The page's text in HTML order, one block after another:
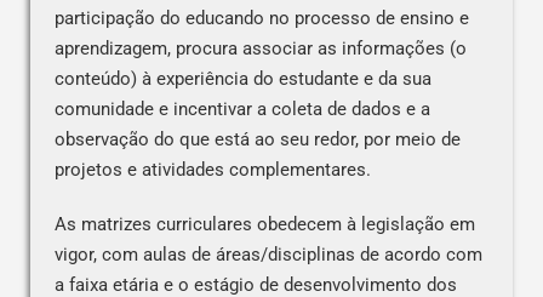
participação do educando no processo de ensino e
aprendizagem, procura associar as informações (o
conteúdo) à experiência do estudante e da sua
comunidade e incentivar a coleta de dados e a
observação do que está ao seu redor, por meio de
projetos e atividades complementares.
As matrizes curriculares obedecem à legislação em
vigor, com aulas de áreas/disciplinas de acordo com
a faixa etária e o estágio de desenvolvimento dos